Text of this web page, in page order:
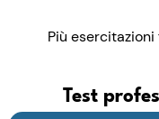
Più
Test